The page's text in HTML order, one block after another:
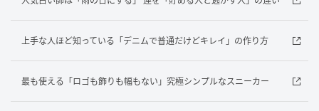
上手な人ほど知っている「デニムで普通だけどキレイ」の作り方
最も使える「ロゴも飾りも幅もない」究極シンプルなスニーカー